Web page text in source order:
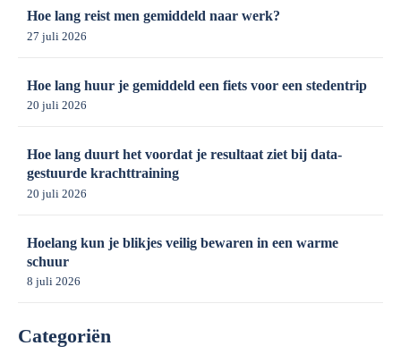
Hoe lang reist men gemiddeld naar werk?
27 juli 2026
Hoe lang huur je gemiddeld een fiets voor een stedentrip
20 juli 2026
Hoe lang duurt het voordat je resultaat ziet bij data-
gestuurde krachttraining
20 juli 2026
Hoelang kun je blikjes veilig bewaren in een warme
schuur
8 juli 2026
Categoriën